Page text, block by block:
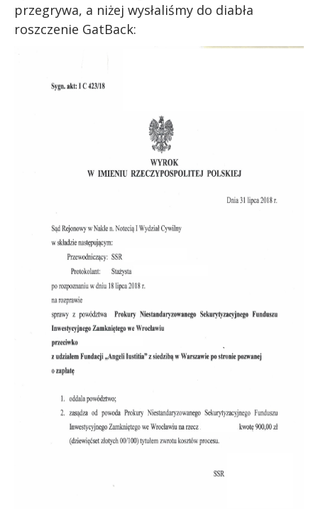
przegrywa, a niżej wysłaliśmy do diabła
roszczenie GatBack: